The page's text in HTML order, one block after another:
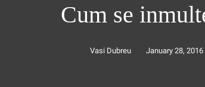
Cum se
Vasi Dubreu January 28, 2016